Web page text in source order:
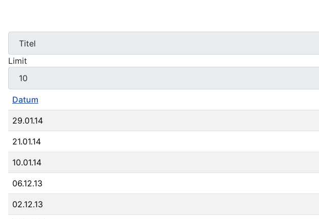
Limit
Datum
29.01.14
21.01.14
10.01.14
06.12.13
02.12.13